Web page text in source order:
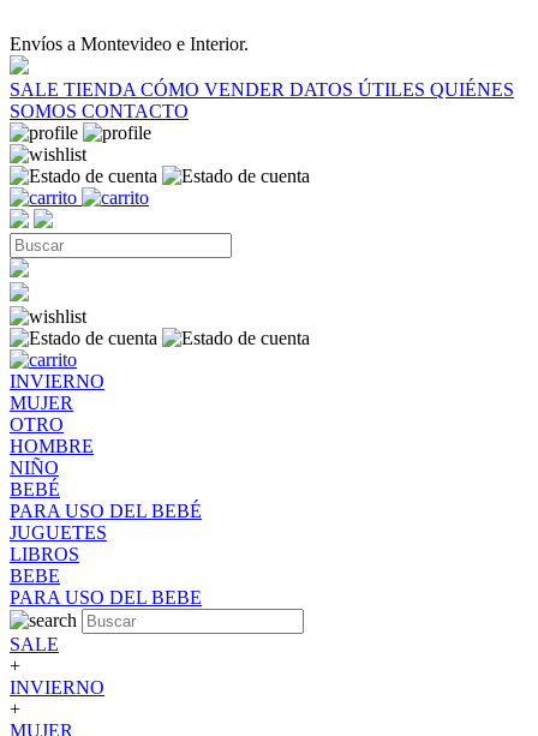
Envíos a Montevideo e Interior.
SALE TIENDA CÓMO VENDER DATOS ÚTILES QUIÉNES
SOMOS CONTACTO
INVIERNO
MUJER
OTRO
HOMBRE
NIÑO
BEBÉ
PARA USO DEL BEBÉ
JUGUETES
LIBROS
BEBE
PARA USO DEL BEBE
SALE
+
INVIERNO
+
MUJER